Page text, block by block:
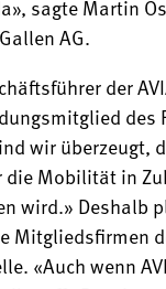
sagte Martin
AG.
der
des
wir überzeugt,
die Mobilität in
wird.» Deshalb
Mitgliedsfirmen
«Auch wenn